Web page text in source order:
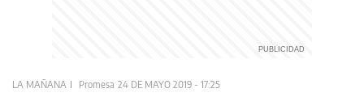
LA MAÑANA Promesa 24 DE MAYO 2019 - 17:25